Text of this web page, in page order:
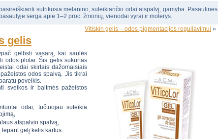
sutrikusia melanino, suteikiančio odai atspalvį, gamyba. Pasaulinės
serga apie 1–2 proc. žmonių, vienodai vyrai ir moterys.
Vitiskin gelis – odos pigmentacijos reguliavimui »
gelis
gelbsti vasarą, kai saulės
odos plotai. Šis gelis sukurtas
odai skirtais dažomaisiais
odos spalvą. Jis tikrai
poveikis.
sveikos ir baltmės pažeistos
odai, tučtuojau suteikia
atspalvio spalvą,
gelį kelis kartus.